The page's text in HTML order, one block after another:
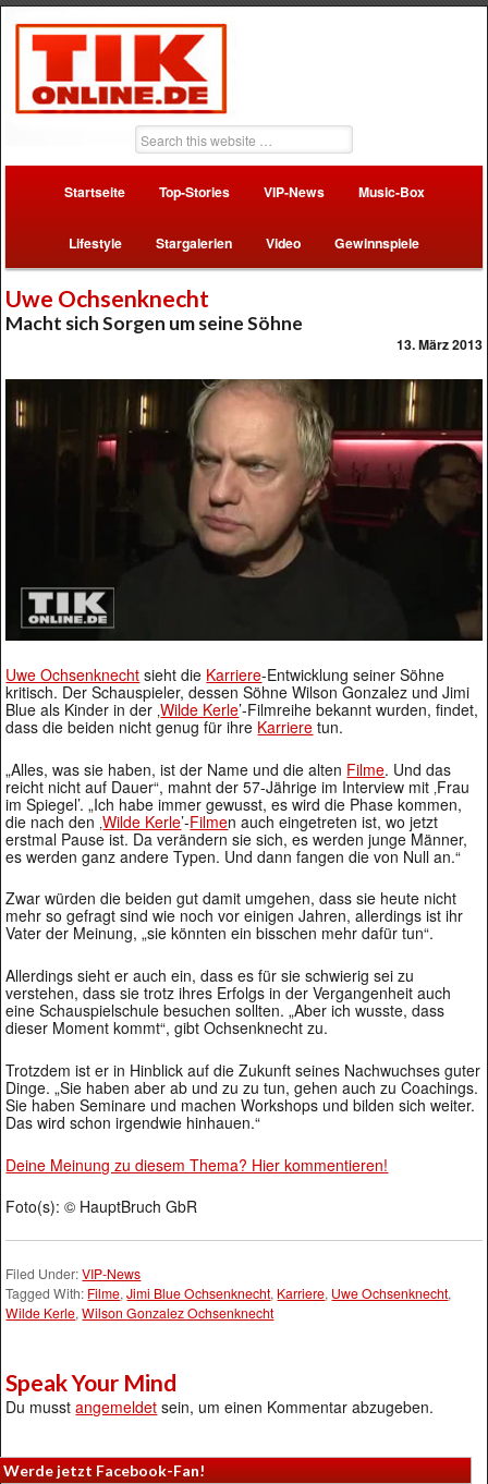
Startseite Top-Stories VIP-News Music-Box
Lifestyle Stargalerien Video Gewinnspiele
Uwe Ochsenknecht
Macht sich Sorgen um seine Söhne
13. März 2013
Uwe Ochsenknecht sieht die Karriere-Entwicklung seiner Söhne
kritisch. Der Schauspieler, dessen Söhne Wilson Gonzalez und Jimi
Blue als Kinder in der ‚Wilde Kerle’-Filmreihe bekannt wurden, findet,
dass die beiden nicht genug für ihre Karriere tun.
„Alles, was sie haben, ist der Name und die alten Filme. Und das
reicht nicht auf Dauer“, mahnt der 57-Jährige im Interview mit ‚Frau
im Spiegel’. „Ich habe immer gewusst, es wird die Phase kommen,
die nach den ‚Wilde Kerle’-Filmen auch eingetreten ist, wo jetzt
erstmal Pause ist. Da verändern sie sich, es werden junge Männer,
es werden ganz andere Typen. Und dann fangen die von Null an.“
Zwar würden die beiden gut damit umgehen, dass sie heute nicht
mehr so gefragt sind wie noch vor einigen Jahren, allerdings ist ihr
Vater der Meinung, „sie könnten ein bisschen mehr dafür tun“.
Allerdings sieht er auch ein, dass es für sie schwierig sei zu
verstehen, dass sie trotz ihres Erfolgs in der Vergangenheit auch
eine Schauspielschule besuchen sollten. „Aber ich wusste, dass
dieser Moment kommt“, gibt Ochsenknecht zu.
Trotzdem ist er in Hinblick auf die Zukunft seines Nachwuchses guter
Dinge. „Sie haben aber ab und zu zu tun, gehen auch zu Coachings.
Sie haben Seminare und machen Workshops und bilden sich weiter.
Das wird schon irgendwie hinhauen.“
Deine Meinung zu diesem Thema? Hier kommentieren!
Foto(s): © HauptBruch GbR
Filed Under:VIP-News
Tagged With: Filme,Jimi Blue Ochsenknecht, Karriere, Uwe Ochsenknecht,
Wilde Kerle,Wilson Gonzalez Ochsenknecht
Speak Your Mind
Du musstangemeldet sein, um einen Kommentar abzugeben.
Werde jetzt Facebook-Fan!